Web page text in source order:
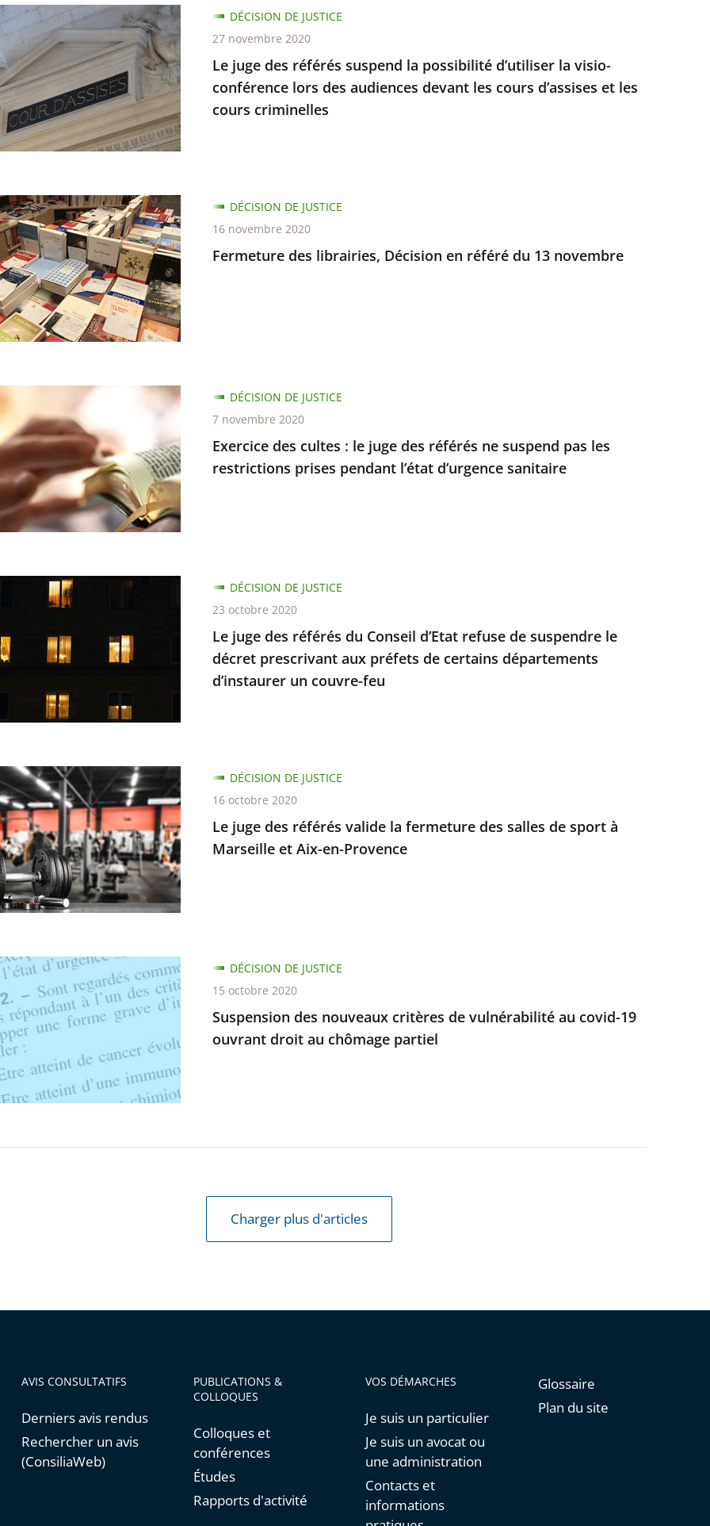
Le juge des référés suspend la possibilité d’utiliser la visio-
conférence lors des audiences devant les cours d’assises et les
cours criminelles
DÉCISION DE JUSTICE
27 novembre 2020
Fermeture des librairies, Décision en référé du 13 novembre
DÉCISION DE JUSTICE
16 novembre 2020
Exercice des cultes : le juge des référés ne suspend pas les
restrictions prises pendant l’état d’urgence sanitaire
DÉCISION DE JUSTICE
7 novembre 2020
Le juge des référés du Conseil d’Etat refuse de suspendre le
décret prescrivant aux préfets de certains départements
d’instaurer un couvre-feu
DÉCISION DE JUSTICE
23 octobre 2020
Le juge des référés valide la fermeture des salles de sport à
Marseille et Aix-en-Provence
DÉCISION DE JUSTICE
16 octobre 2020
Suspension des nouveaux critères de vulnérabilité au covid-19
ouvrant droit au chômage partiel
DÉCISION DE JUSTICE
15 octobre 2020
Charger plus d'articles
AVIS CONSULTATIFS
Derniers avis rendus
Rechercher un avis
(ConsiliaWeb)
PUBLICATIONS &
COLLOQUES
Colloques et
conférences
Études
Rapports d'activité
VOS DÉMARCHES
Je suis un particulier
Je suis un avocat ou
une administration
Contacts et
informations
Glossaire
Plan du site